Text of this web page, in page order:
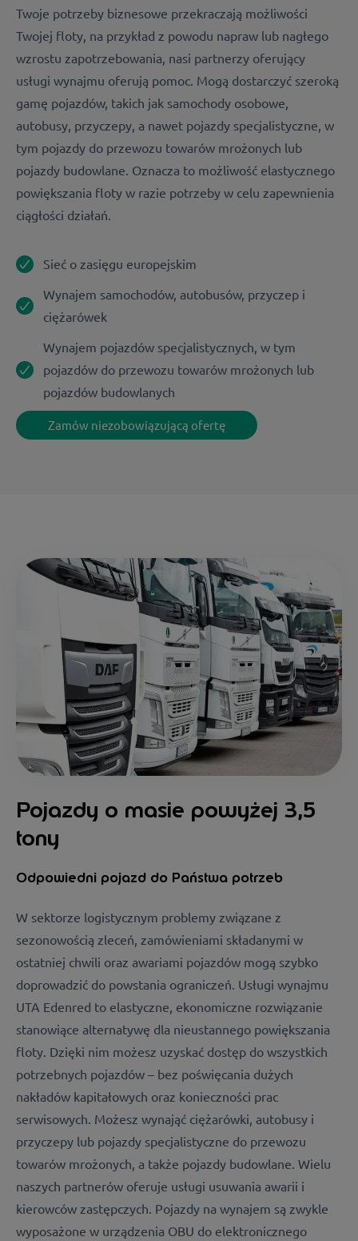
Twoje potrzeby biznesowe przekraczają możliwości
Twojej floty, na przykład z powodu napraw lub nagłego
wzrostu zapotrzebowania, nasi partnerzy oferujący
usługi wynajmu oferują pomoc. Mogą dostarczyć szeroką
gamę pojazdów, takich jak samochody osobowe,
autobusy, przyczepy, a nawet pojazdy specjalistyczne, w
tym pojazdy do przewozu towarów mrożonych lub
pojazdy budowlane. Oznacza to możliwość elastycznego
powiększania floty w razie potrzeby w celu zapewnienia
ciągłości działań.
Sieć o zasięgu europejskim
Wynajem samochodów, autobusów, przyczep i
ciężarówek
Wynajem pojazdów specjalistycznych, w tym
pojazdów do przewozu towarów mrożonych lub
pojazdów budowlanych
Zamów niezobowiązującą ofertę
Pojazdy o masie powyżej 3,5
tony
Odpowiedni pojazd do Państwa potrzeb
W sektorze logistycznym problemy związane z
sezonowością zleceń, zamówieniami składanymi w
ostatniej chwili oraz awariami pojazdów mogą szybko
doprowadzić do powstania ograniczeń. Usługi wynajmu
UTA Edenred to elastyczne, ekonomiczne rozwiązanie
stanowiące alternatywę dla nieustannego powiększania
floty. Dzięki nim możesz uzyskać dostęp do wszystkich
potrzebnych pojazdów – bez poświęcania dużych
nakładów kapitałowych oraz konieczności prac
serwisowych. Możesz wynająć ciężarówki, autobusy i
przyczepy lub pojazdy specjalistyczne do przewozu
towarów mrożonych, a także pojazdy budowlane. Wielu
naszych partnerów oferuje usługi usuwania awarii i
kierowców zastępczych. Pojazdy na wynajem są zwykle
wyposażone w urządzenia OBU do elektronicznego